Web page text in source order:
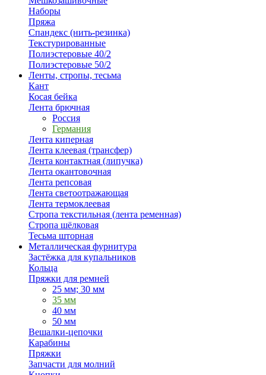
Наборы
Пряжа
Спандекс (нить-резинка)
Текстурированные
Полиэстеровые 40/2
Полиэстеровые 50/2
Ленты, стропы, тесьма
Кант
Косая бейка
Лента брючная
Россия
Германия
Лента киперная
Лента клеевая (трансфер)
Лента контактная (липучка)
Лента окантовочная
Лента репсовая
Лента светоотражающая
Лента термоклеевая
Стропа текстильная (лента ременная)
Стропа шёлковая
Тесьма шторная
Металлическая фурнитура
Застёжка для купальников
Кольца
Пряжки для ремней
25 мм; 30 мм
35 мм
40 мм
50 мм
Вешалки-цепочки
Карабины
Пряжки
Запчасти для молний